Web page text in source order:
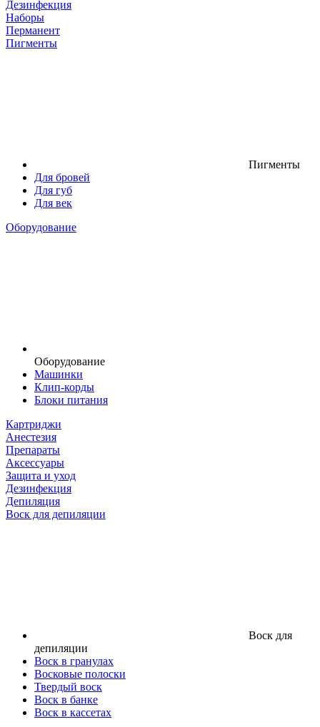
Дезинфекция
Наборы
Перманент
Пигменты
Пигменты
Для бровей
Для губ
Для век
Оборудование
Оборудование
Машинки
Клип-корды
Блоки питания
Картриджи
Анестезия
Препараты
Аксессуары
Защита и уход
Дезинфекция
Депиляция
Воск для депиляции
Воск для
депиляции
Воск в гранулах
Восковые полоски
Твердый воск
Воск в банке
Воск в кассетах